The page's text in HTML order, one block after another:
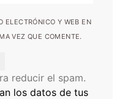
ELECTRÓNICO Y WEB EN
VEZ QUE COMENTE.
reducir el spam.
los datos de tus